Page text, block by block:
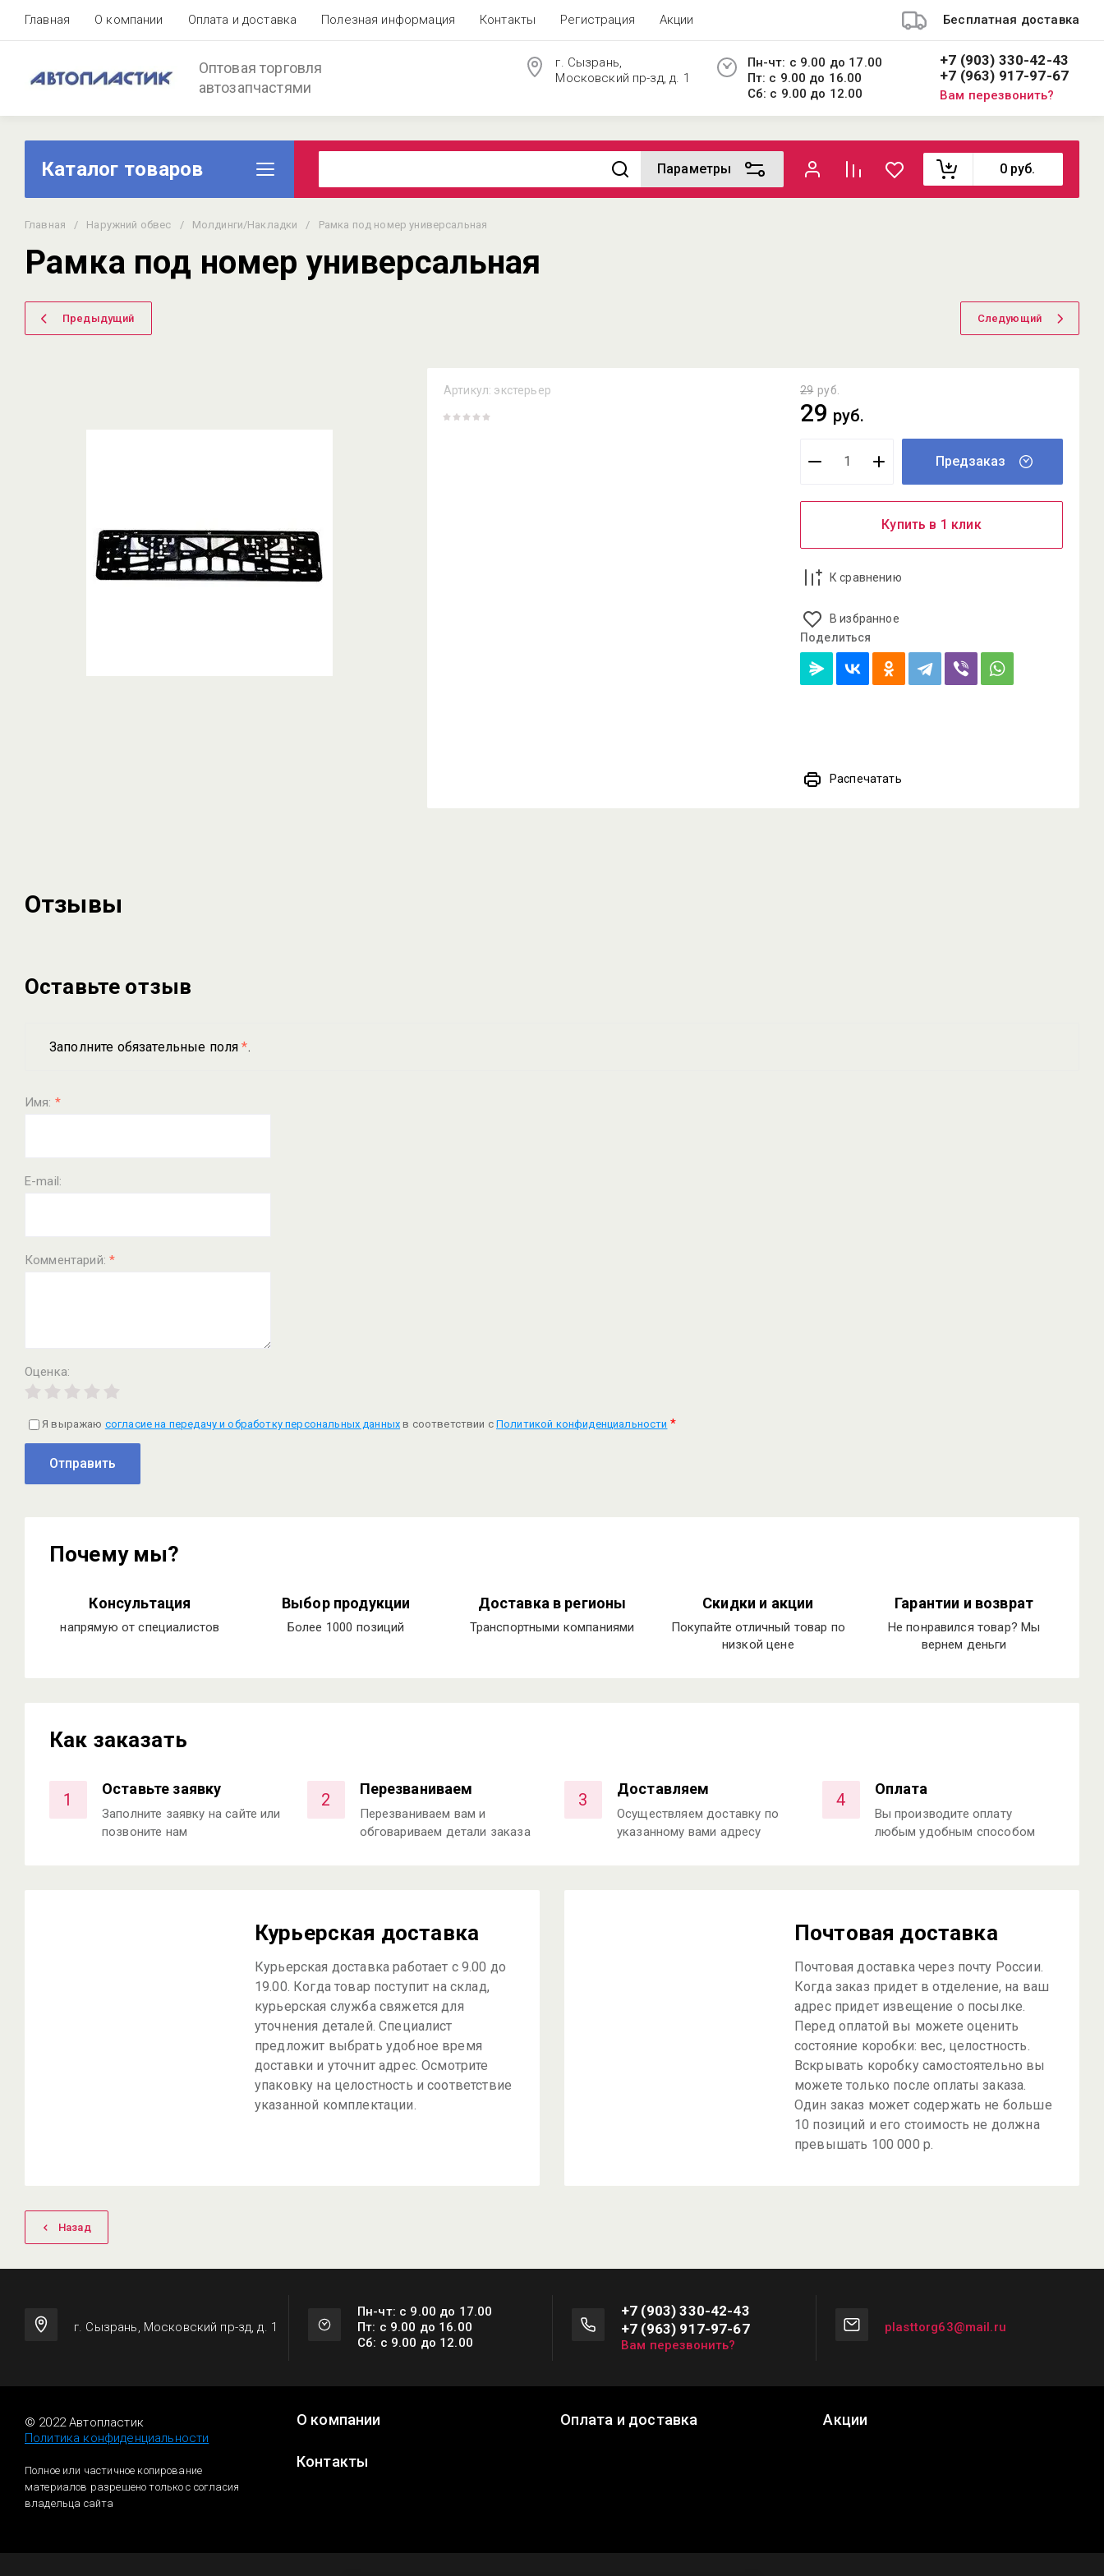
Главная О компании Оплата и доставка Полезная информация Контакты Регистрация Акции Бесплатная доставка
Оптовая торговля
автозапчастями
г. Сызрань,
Московский пр-зд, д. 1
Пн-чт: с 9.00 до 17.00
Пт: с 9.00 до 16.00
Сб: с 9.00 до 12.00
+7 (903) 330-42-43
+7 (963) 917-97-67
Вам перезвонить?
Каталог товаров Параметры 0 руб.
Главная / Наружний обвес / Молдинги/Накладки / Рамка под номер универсальная
Рамка под номер универсальная
Предыдущий Следующий
Артикул: экстерьер 29 руб.
29 руб.
Предзаказ
Купить в 1 клик
К сравнению
В избранное
Поделиться
Распечатать
Отзывы
Оставьте отзыв
Заполните обязательные поля*.
Имя: *
E-mail:
Комментарий:*
Оценка:
Я выражаю согласие на передачу и обработку персональных данных в соответствии с Политикой конфиденциальности *
Отправить
Почему мы?
Консультация
напрямую от специалистов
Выбор продукции
Более 1000 позиций
Доставка в регионы
Транспортными компаниями
Скидки и акции
Покупайте отличный товар по
низкой цене
Гарантии и возврат
Не понравился товар? Мы
вернем деньги
Как заказать
1
Оставьте заявку
Заполните заявку на сайте или
позвоните нам
2
Перезваниваем
Перезваниваем вам и
обговариваем детали заказа
3
Доставляем
Осуществляем доставку по
указанному вами адресу
4
Оплата
Вы производите оплату
любым удобным способом
Курьерская доставка
Курьерская доставка работает с 9.00 до
19.00. Когда товар поступит на склад,
курьерская служба свяжется для
уточнения деталей. Специалист
предложит выбрать удобное время
доставки и уточнит адрес. Осмотрите
упаковку на целостность и соответствие
указанной комплектации.
Почтовая доставка
Почтовая доставка через почту России.
Когда заказ придет в отделение, на ваш
адрес придет извещение о посылке.
Перед оплатой вы можете оценить
состояние коробки: вес, целостность.
Вскрывать коробку самостоятельно вы
можете только после оплаты заказа.
Один заказ может содержать не больше
10 позиций и его стоимость не должна
превышать 100 000 р.
Назад
г. Сызрань, Московский пр-зд, д. 1
Пн-чт: с 9.00 до 17.00
Пт: с 9.00 до 16.00
Сб: с 9.00 до 12.00
+7 (903) 330-42-43
+7 (963) 917-97-67
Вам перезвонить?
plasttorg63@mail.ru
© 2022 Автопластик
Политика конфиденциальности
Полное или частичное копирование
материалов разрешено только с согласия
владельца сайта
О компании Оплата и доставка Акции
Контакты